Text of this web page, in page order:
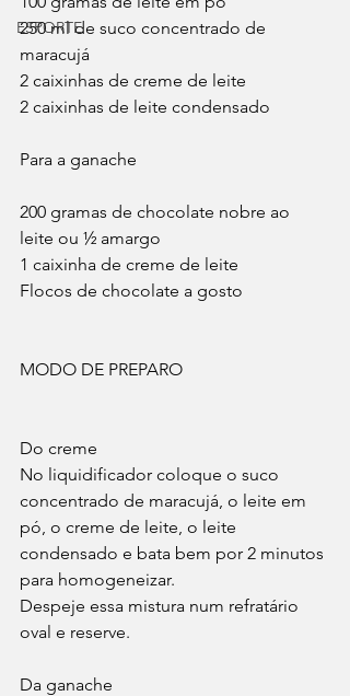
ESPORTE
250 ml de suco concentrado de
maracujá
2 caixinhas de creme de leite
2 caixinhas de leite condensado
Para a ganache
200 gramas de chocolate nobre ao
leite ou ½ amargo
1 caixinha de creme de leite
Flocos de chocolate a gosto
MODO DE PREPARO
Do creme
No liquidificador coloque o suco
concentrado de maracujá, o leite em
pó, o creme de leite, o leite
condensado e bata bem por 2 minutos
para homogeneizar.
Despeje essa mistura num refratário
oval e reserve.
Da ganache